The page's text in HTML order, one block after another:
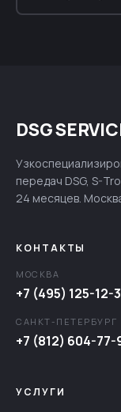
DSG
передач DSG, S-
24 месяцев.
КОНТАКТЫ
МОСКВА
+7 (495) 125-12-
САНКТ-ПЕТЕРБУРГ
+7 (812) 604-77-
УСЛУГИ